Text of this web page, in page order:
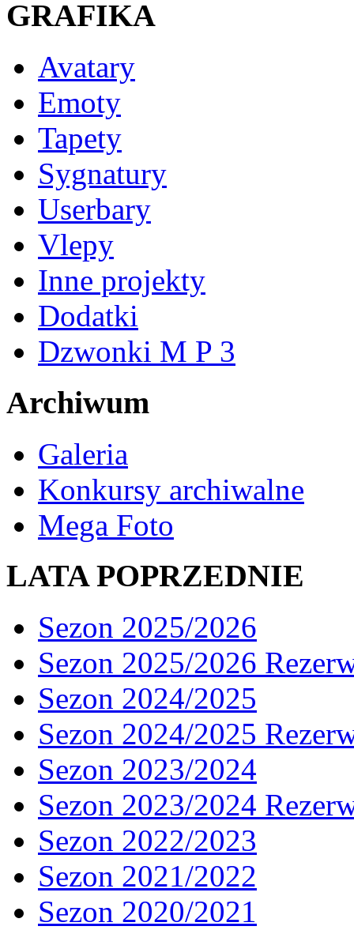
GRAFIKA
Avatary
Emoty
Tapety
Sygnatury
Userbary
Vlepy
Inne projekty
Dodatki
Dzwonki M P 3
Archiwum
Galeria
Konkursy archiwalne
Mega Foto
LATA POPRZEDNIE
Sezon 2025/2026
Sezon 2025/2026
Sezon 2024/2025
Sezon 2024/2025
Sezon 2023/2024
Sezon 2023/2024
Sezon 2022/2023
Sezon 2021/2022
Sezon 2020/2021